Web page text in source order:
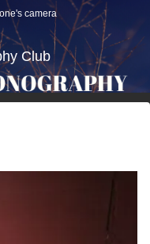
camera
Club